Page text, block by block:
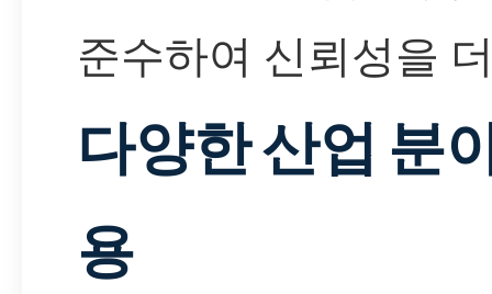
준수하여 신뢰성을
다양한 산업 분
용